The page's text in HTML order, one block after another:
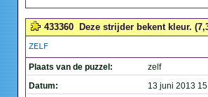
433360 Deze strijder bekent kleur.
ZELF
Plaats van de puzzel:
zelf
Datum:
13 juni 2013